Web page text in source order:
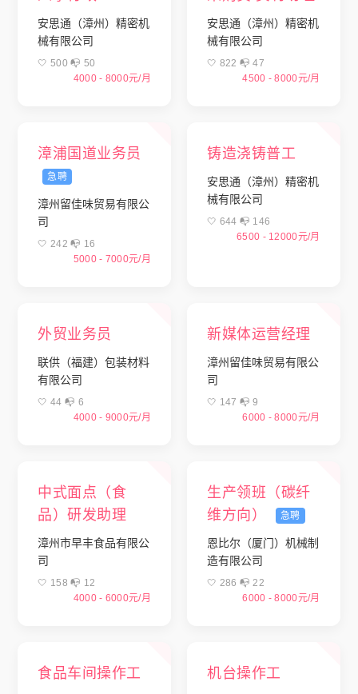
安思通（漳州）精密机
械有限公司
🤍 500 📭︎ 50
4000 - 8000元/月
安思通（漳州）精密机
械有限公司
🤍 822 📭︎ 47
4500 - 8000元/月
漳浦国道业务员
急聘
漳州留佳味贸易有限公
司
🤍 242 📭︎ 16
5000 - 7000元/月
铸造浇铸普工
安思通（漳州）精密机
械有限公司
🤍 644 📭︎ 146
6500 - 12000元/月
外贸业务员
联供（福建）包装材料
有限公司
🤍 44 📭︎ 6
4000 - 9000元/月
新媒体运营经理
漳州留佳味贸易有限公
司
🤍 147 📭︎ 9
6000 - 8000元/月
中式面点（食
品）研发助理
漳州市早丰食品有限公
司
🤍 158 📭︎ 12
4000 - 6000元/月
生产领班（碳纤
维方向）
急聘
恩比尔（厦门）机械制
造有限公司
🤍 286 📭︎ 22
6000 - 8000元/月
食品车间操作工 机台操作工